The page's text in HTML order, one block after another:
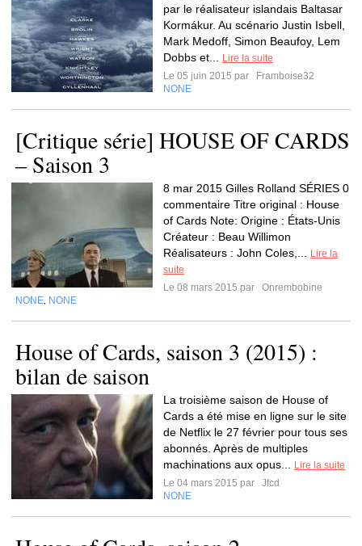
par le réalisateur islandais Baltasar
Kormákur. Au scénario Justin Isbell,
Mark Medoff, Simon Beaufoy, Lem
Dobbs et...
Lire la suite
Le 05 juin 2015 par
Framboise32
NONE
[Critique série] HOUSE OF CARDS
– Saison 3
8 mar 2015 Gilles Rolland SÉRIES 0
commentaire Titre original : House
of Cards Note: Origine : États-Unis
Créateur : Beau Willimon
Réalisateurs : John Coles,...
Lire la
suite
Le 08 mars 2015 par
Onrembobine
NONE NONE
House of Cards, saison 3 (2015) :
bilan de saison
La troisième saison de House of
Cards a été mise en ligne sur le site
de Netflix le 27 février pour tous ses
abonnés. Après de multiples
machinations aux opus...
Lire la suite
Le 04 mars 2015 par
Jfcd
NONE